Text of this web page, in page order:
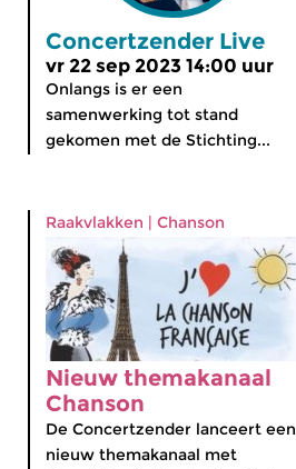
Concertzender Live
vr 22 sep 2023 14:00 uur
Onlangs is er een
samenwerking tot stand
gekomen met de Stichting...
Raakvlakken | Chanson
Nieuw themakanaal
Chanson
De Concertzender lanceert een
nieuw themakanaal met